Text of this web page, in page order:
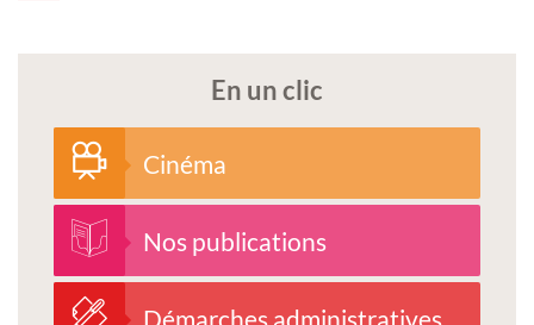
En un clic
Cinéma
Nos publications
Démarches administratives